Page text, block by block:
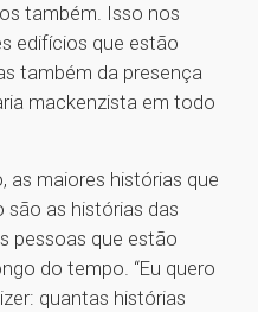
também. Isso nos
edifícios que estão
também da presença
mackenzista em todo
as maiores histórias que
as histórias das
pessoas que estão
do tempo. “Eu quero
quantas histórias